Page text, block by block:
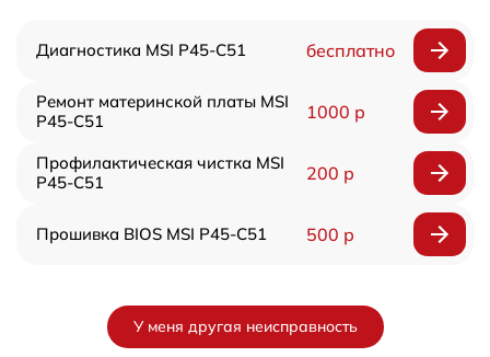
Диагностика MSI P45-C51 бесплатно
Ремонт материнской платы MSI
P45-C51
1000 р
Профилактическая чистка MSI
P45-C51
200 р
Прошивка BIOS MSI P45-C51 500 р
У меня другая неисправность